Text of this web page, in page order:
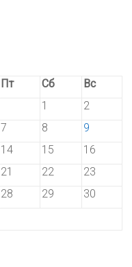
Пт Сб
Вс
1
2
7 8
9
14 15
16
21 22
23
28 29
30